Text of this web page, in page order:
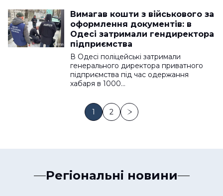
Вимагав кошти з військового за
оформлення документів: в
Одесі затримали гендиректора
підприємства
В Одесі поліцейські затримали
генерального директора приватного
підприємства під час одержання
хабаря в 1000…
1 2
Регіональні новини